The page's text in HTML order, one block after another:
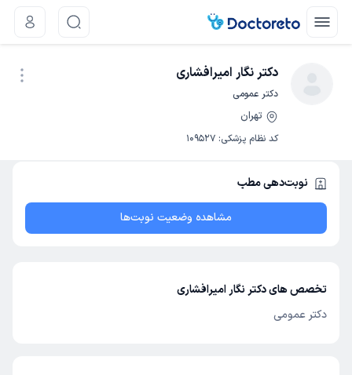
دکتر نگار امیرافشاری
دکتر عمومی
تهران
کد نظام پزشکی:
109527
نوبت‌دهی مطب
مشاهده وضعیت نوبت‌ها
تخصص های دکتر نگار امیرافشاری
دکتر عمومی